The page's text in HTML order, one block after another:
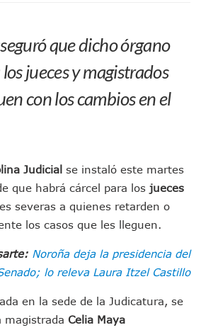
A Puerto Vallarta La Premiación Nacional De La
Y Riesgo Por Cocodrilos Mantienen Restricciones
Supera El Abandono Y Comienza Una Nueva Vida
Necesitaba 600 Mil Empleos; Solo Generó 262 Mil
Terremoto Destruye Edificios Y Puentes En
Piden A Lemus Más Ministerios Públicos Para
Federación En Puerto Vallarta Registra 80% De
De “El Mencho” Elevó Percepción De Inseguridad
Vallarta Incluye Reúne A Emprendedores
Imparten Taller En Puerto Vallarta
Bajo Investigación Tras Reporte De Posible
Crece En Camellones De La Principal Avenida
Blancas Reúne A Especialistas Para Analizar La
Aparato Auditivo A Don Juan Ramírez En Puerto
que dicho órgano
jueces y magistrados
con los cambios en el
Judicial se instaló este martes
que habrá cárcel para los jueces
severas a quienes retarden o
los casos que les lleguen.
Noroña deja la presidencia del
lo releva Laura Itzel Castillo
en la sede de la Judicatura, se
magistrada Celia Maya